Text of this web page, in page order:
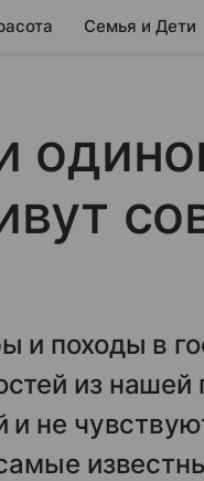
Семья и Дети
и походы в
из
и не